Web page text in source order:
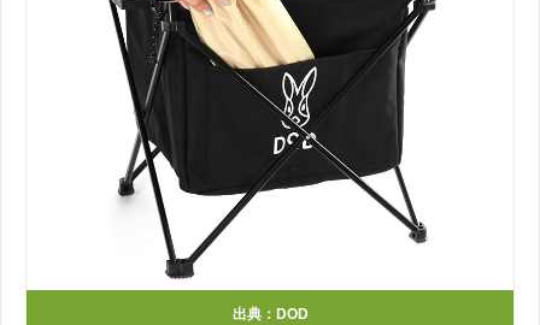
出典：DOD